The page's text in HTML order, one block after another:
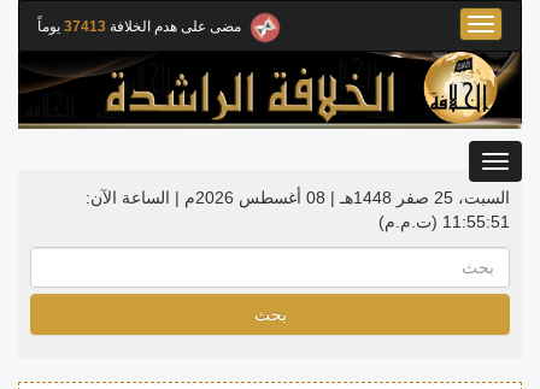
مضى على هدم الخلافة 37413 يوماً
Toggle
navigation
السبت، 25 صفر 1448هـ | 08 أغسطس 2026م |
الساعة الآن:
11:55:52 (ت.م.م)
بحث